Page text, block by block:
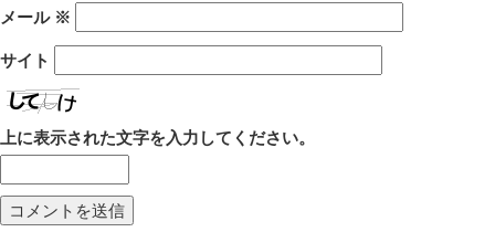
メール ※
サイト
上に表示された文字を入力してください。